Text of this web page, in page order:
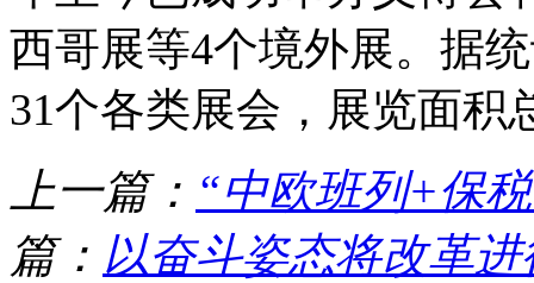
西哥展等4个境外展。据
31个各类展会，展览面积
上一篇： “中欧班列+保
篇： 以奋斗姿态将改革